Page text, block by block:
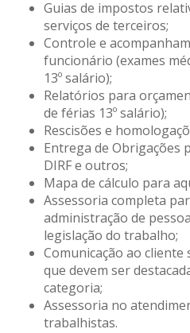
Guias de impostos
serviços de terceiros;
Controle e
funcionário (exames
13º salário);
Relatórios para
de férias 13º salário);
Rescisões e
Entrega de Obrigações
DIRF e outros;
Mapa de cálculo para
Assessoria completa
administração de
legislação do trabalho;
Comunicação ao
que devem ser
categoria;
Assessoria no
trabalhistas.